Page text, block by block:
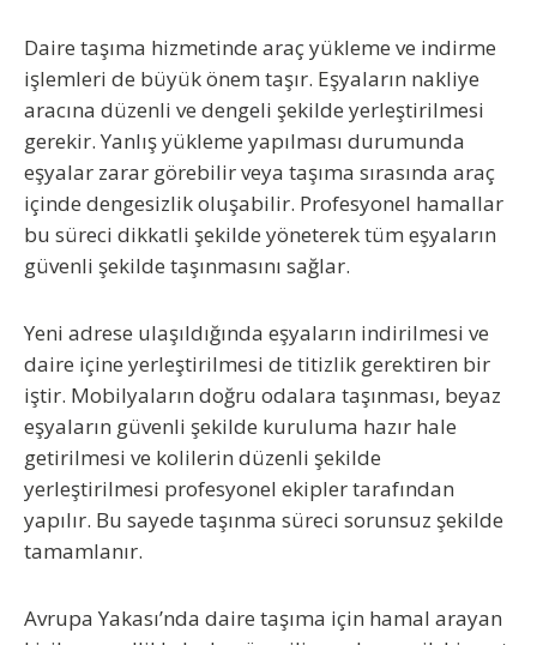
Daire taşıma hizmetinde araç yükleme ve indirme
işlemleri de büyük önem taşır. Eşyaların nakliye
aracına düzenli ve dengeli şekilde yerleştirilmesi
gerekir. Yanlış yükleme yapılması durumunda
eşyalar zarar görebilir veya taşıma sırasında araç
içinde dengesizlik oluşabilir. Profesyonel hamallar
bu süreci dikkatli şekilde yöneterek tüm eşyaların
güvenli şekilde taşınmasını sağlar.
Yeni adrese ulaşıldığında eşyaların indirilmesi ve
daire içine yerleştirilmesi de titizlik gerektiren bir
iştir. Mobilyaların doğru odalara taşınması, beyaz
eşyaların güvenli şekilde kuruluma hazır hale
getirilmesi ve kolilerin düzenli şekilde
yerleştirilmesi profesyonel ekipler tarafından
yapılır. Bu sayede taşınma süreci sorunsuz şekilde
tamamlanır.
Avrupa Yakası’nda daire taşıma için hamal arayan